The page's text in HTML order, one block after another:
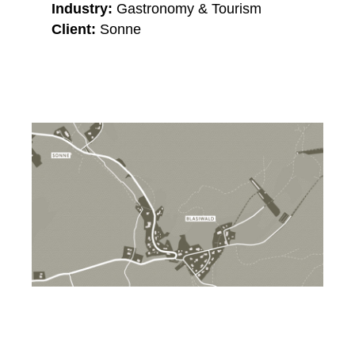
Industry: Gastronomy & Tourism
Client: Sonne